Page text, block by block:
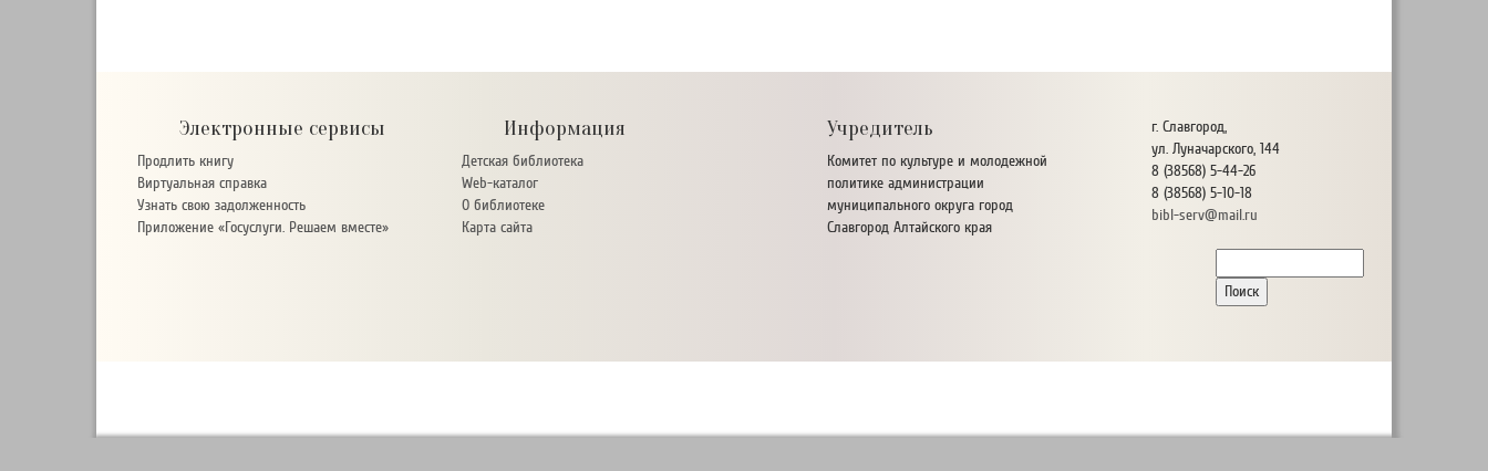
Электронные сервисы
Продлить книгу
Виртуальная справка
Узнать свою задолженность
Приложение «Госуслуги. Решаем вместе»
Информация
Детская библиотека
Web-каталог
О библиотеке
Карта сайта
Учредитель
Комитет по культуре и молодежной
политике администрации
муниципального округа город
Славгород Алтайского края
г. Славгород,
ул. Луначарского, 144
8 (38568) 5-44-26
8 (38568) 5-10-18
bibl-serv@mail.ru